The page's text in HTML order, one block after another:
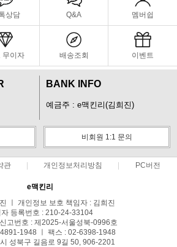
상담 Q&A 멤버쉽
무이자 배송조회 이벤트
BANK INFO
예금주 : e맥킨리(김희진)
비회원 1:1 문의
관 개인정보처리방침 PC버전
e맥킨리
ㅣ 개인정보 보호 책임자 : 김희진
등록번호 : 210-24-33104
고번호 : 제2025-서울성북-0996호
1948 ㅣ 팩스 : 02-6398-1948
성북구 길음로 9길 50, 906-2201